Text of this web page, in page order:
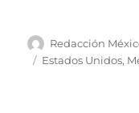
A
u
Redacción
E
Estados Unidos,